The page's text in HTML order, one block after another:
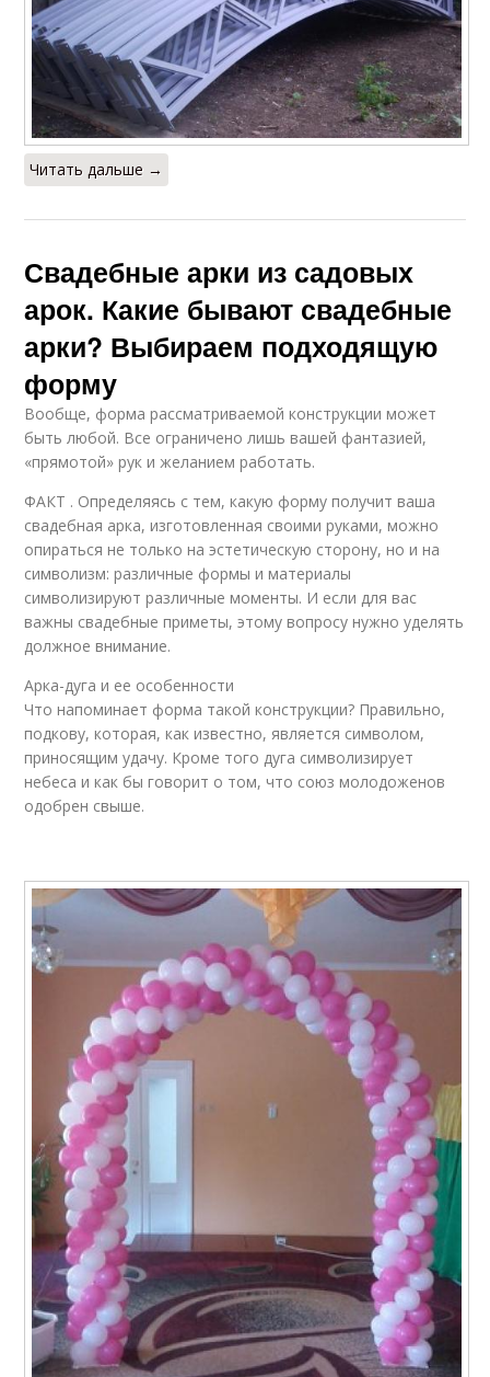
Читать дальше →
Свадебные арки из садовых
арок. Какие бывают свадебные
арки? Выбираем подходящую
форму
Вообще, форма рассматриваемой конструкции может
быть любой. Все ограничено лишь вашей фантазией,
«прямотой» рук и желанием работать.
ФАКТ . Определяясь с тем, какую форму получит ваша
свадебная арка, изготовленная своими руками, можно
опираться не только на эстетическую сторону, но и на
символизм: различные формы и материалы
символизируют различные моменты. И если для вас
важны свадебные приметы, этому вопросу нужно уделять
должное внимание.
Арка-дуга и ее особенности
Что напоминает форма такой конструкции? Правильно,
подкову, которая, как известно, является символом,
приносящим удачу. Кроме того дуга символизирует
небеса и как бы говорит о том, что союз молодоженов
одобрен свыше.